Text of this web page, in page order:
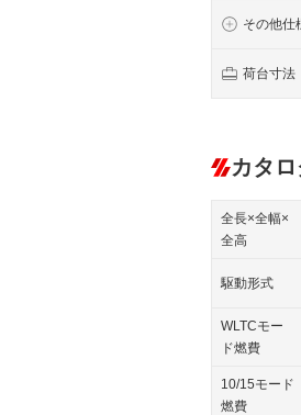
その他仕
荷台寸法
カタロ
全長×全幅×
全高
駆動形式
WLTCモー
ド燃費
10/15モード
燃費